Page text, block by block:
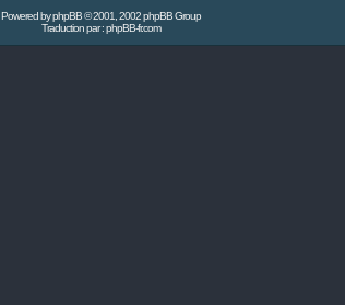
Powered byphpBB© 2001, 2002 phpBB Group
Traduction par :phpBB-fr.com